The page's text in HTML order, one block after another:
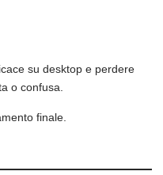
su desktop e perdere
o confusa.
finale.